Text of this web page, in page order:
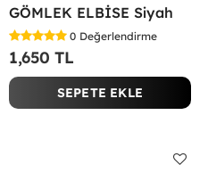
GÖMLEK ELBİSE Siyah
0 Değerlendirme
1,650 TL
SEPETE EKLE